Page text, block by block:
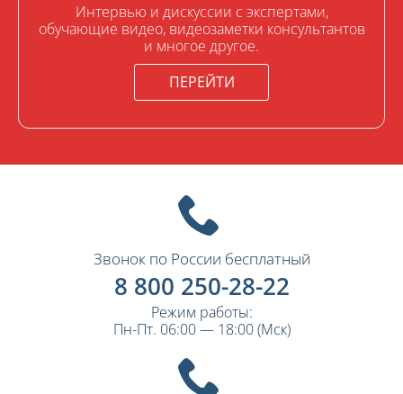
Интервью и дискуссии с экспертами,
обучающие видео, видеозаметки консультантов
и многое другое.
ПЕРЕЙТИ
Звонок по России бесплатный
8 800 250-28-22
Режим работы:
Пн-Пт. 06:00 — 18:00 (Мск)